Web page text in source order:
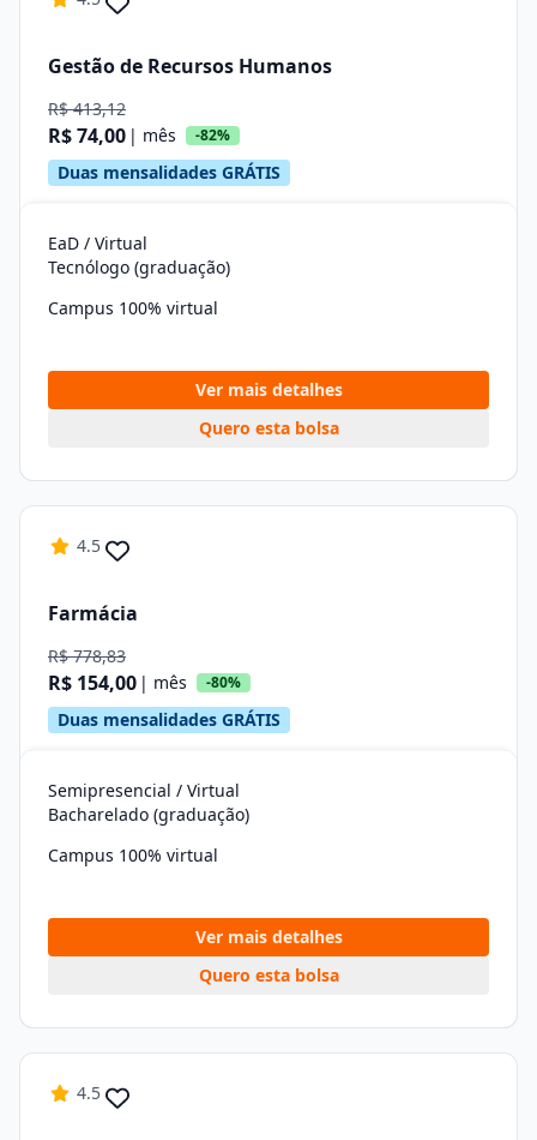
Gestão de Recursos Humanos
R$ 413,12
R$ 74,00 | mês -82%
Duas mensalidades GRÁTIS
EaD / Virtual
Tecnólogo (graduação)
Campus 100% virtual
Ver mais detalhes
Quero esta bolsa
4.5
Farmácia
R$ 778,83
R$ 154,00 | mês -80%
Duas mensalidades GRÁTIS
Semipresencial / Virtual
Bacharelado (graduação)
Campus 100% virtual
Ver mais detalhes
Quero esta bolsa
4.5